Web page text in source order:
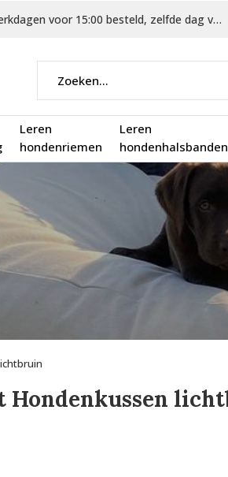
Leren
hondenriemen
Leren
hondenhalsbanden
voor 15:00 besteld, zelfde dag verstuurd
Hondenkussen